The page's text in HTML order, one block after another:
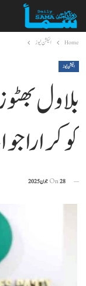
Home الیکشن نیوز
الیکشن نیوز
بلاول
کو کرارا
On28 جون 2025